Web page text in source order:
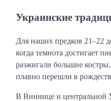
Украинские
Для наших предков 21–22
когда темнота достигает
разжигали большие
плавно перешли в
В Виннице и центральной